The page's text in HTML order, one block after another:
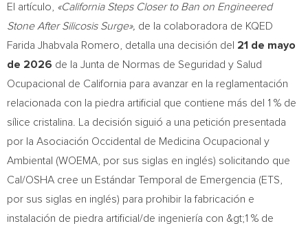
El artículo, «California Steps Closer to Ban on Engineered
Stone After Silicosis Surge», de la colaboradora de KQED
Farida Jhabvala Romero, detalla una decisión del 21 de mayo
de 2026 de la Junta de Normas de Seguridad y Salud
Ocupacional de California para avanzar en la reglamentación
relacionada con la piedra artificial que contiene más del 1 % de
sílice cristalina. La decisión siguió a una petición presentada
por la Asociación Occidental de Medicina Ocupacional y
Ambiental (WOEMA, por sus siglas en inglés) solicitando que
Cal/OSHA cree un Estándar Temporal de Emergencia (ETS,
por sus siglas en inglés) para prohibir la fabricación e
instalación de piedra artificial/de ingeniería con &gt;1 % de